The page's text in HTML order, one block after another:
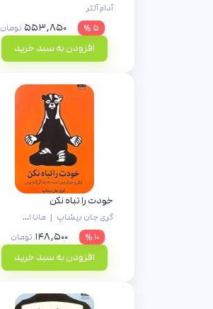
آدام آلتر
۵ %
۵۵۳,۸۵۰ تومان
افزودن به سبد خرید
خودت را تباه نکن
گری جان بیشاپ | مانا اسلامی
۱۰ %
۱۴۸,۵۰۰ تومان
افزودن به سبد خرید